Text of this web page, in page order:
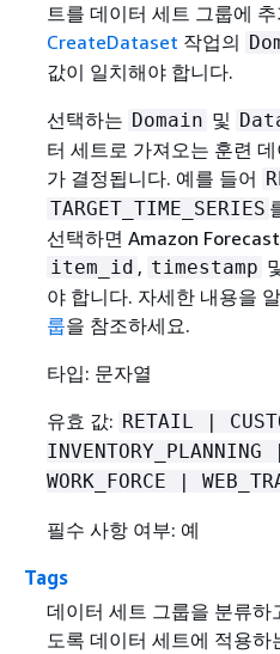
트를 데이터 세트 그룹에
CreateDataset 작업의
값이 일치해야 합니다.
선택하는 Domain 및
터 세트로 가져오는 훈련
가 결정됩니다. 예를 들어
TARGET_TIME_SERIES
선택하면 Amazon
item_id , timestamp
야 합니다. 자세한 내용을
룹을 참조하세요.
타입: 문자열
유효 값: RETAIL |
WORK_FORCE |
필수 사항 여부: 예
Tags
데이터 세트 그룹을 분류하
도록 데이터 세트에 적용